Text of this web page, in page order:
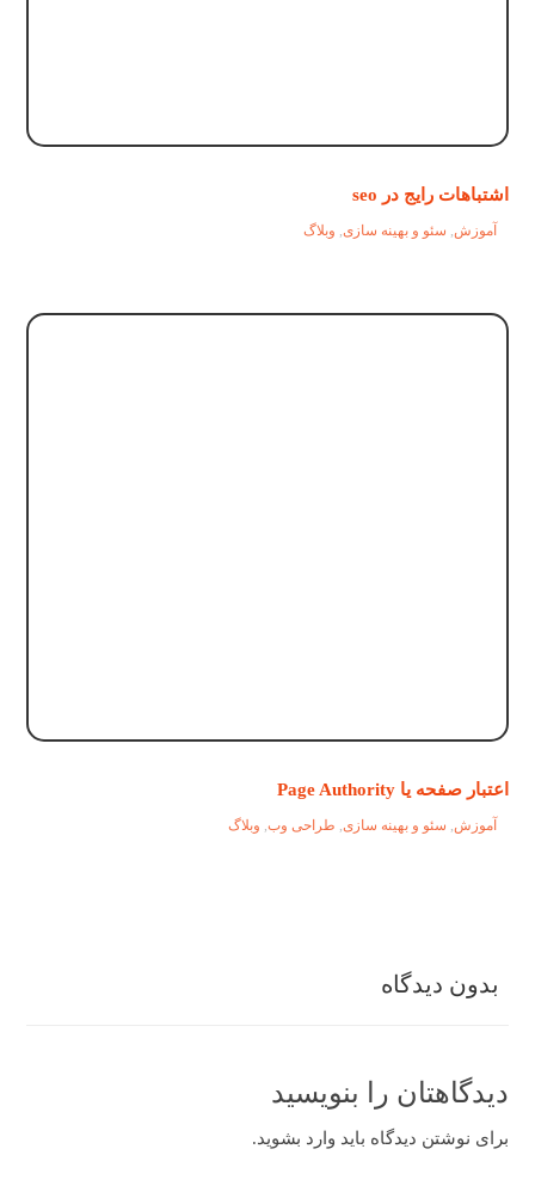
اشتباهات رایج در seo
آموزش, سئو و بهینه سازی, وبلاگ
اعتبار صفحه یا Page Authority
آموزش سئو و بهینه سازی طراحی وب وبلاگ
بدون دیدگاه
دیدگاهتان را بنویسید
برای نوشتن دیدگاه باید وارد بشوید.